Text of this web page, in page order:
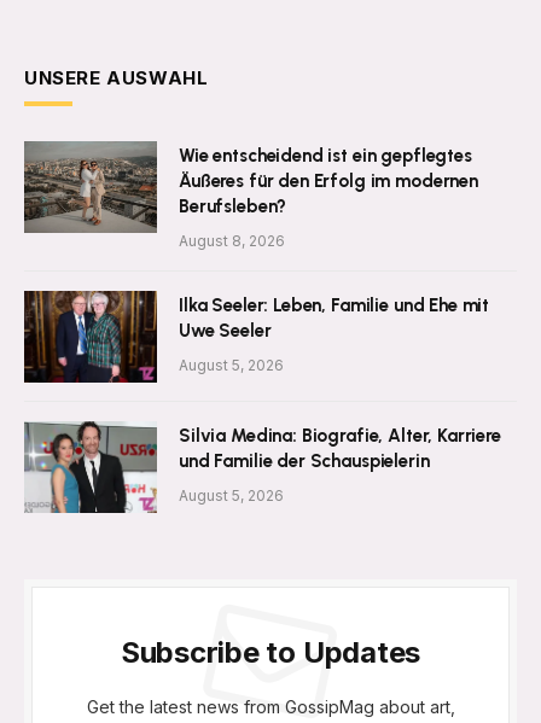
UNSERE AUSWAHL
Wie entscheidend ist ein gepflegtes
Äußeres für den Erfolg im modernen
Berufsleben?
August 8, 2026
Ilka Seeler: Leben, Familie und Ehe mit
Uwe Seeler
August 5, 2026
Silvia Medina: Biografie, Alter, Karriere
und Familie der Schauspielerin
August 5, 2026
Subscribe to Updates
Get the latest news from GossipMag about art,